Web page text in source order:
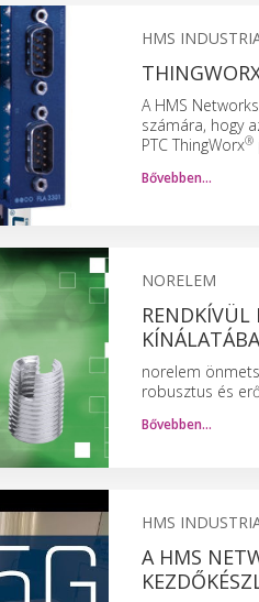
HMS
A HMS
számára, hogy
PTC ThingWorx®
Bővebben…
NORELEM
RENDKÍVÜL
norelem
robusztus és
Bővebben…
HMS
A HMS